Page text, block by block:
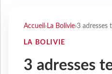
Accueil › La Bolivie›3 adresses
LA BOLIVIE
3 adresses